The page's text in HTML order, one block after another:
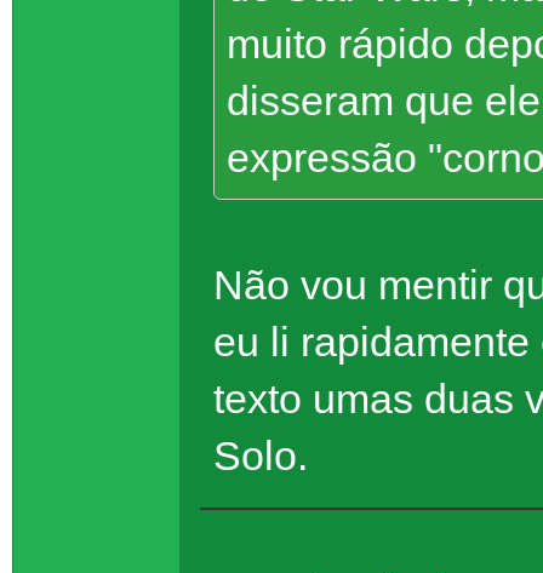
muito rápido
disseram que
expressão
Não vou mentir
eu li
texto umas duas
Solo.